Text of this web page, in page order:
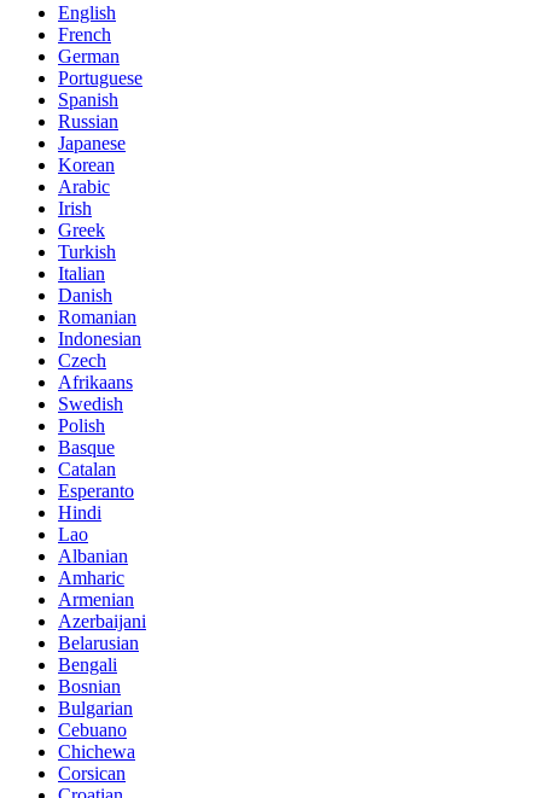
English
French
German
Portuguese
Spanish
Russian
Japanese
Korean
Arabic
Irish
Greek
Turkish
Italian
Danish
Romanian
Indonesian
Czech
Afrikaans
Swedish
Polish
Basque
Catalan
Esperanto
Hindi
Lao
Albanian
Amharic
Armenian
Azerbaijani
Belarusian
Bengali
Bosnian
Bulgarian
Cebuano
Chichewa
Corsican